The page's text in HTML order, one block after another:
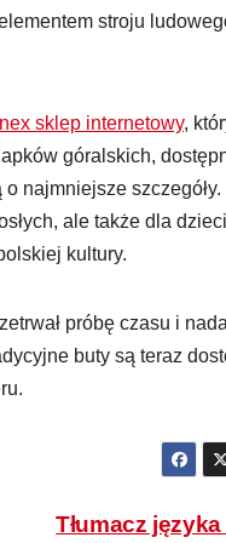
stroju
sklep internetowy,
góralskich,
najmniejsze
ale także dla
kultury.
próbę czasu i
buty są teraz
Tłumacz